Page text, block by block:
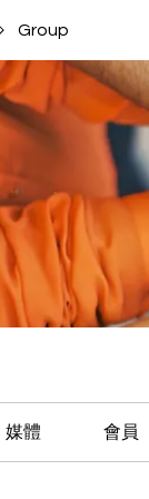
Group
媒體 會員